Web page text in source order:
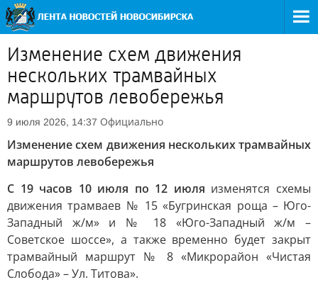
Изменение схем движения
нескольких трамвайных
маршрутов левобережья
9 июля 2026, 14:37 Официально
Изменение схем движения нескольких трамвайных
маршрутов левобережья
С 19 часов 10 июля по 12 июля изменятся схемы
движения трамваев № 15 «Бугринская роща – Юго-
Западный ж/м» и № 18 «Юго-Западный ж/м –
Советское шоссе», а также временно будет закрыт
трамвайный маршрут № 8 «Микрорайон «Чистая
Слобода» – Ул. Титова».